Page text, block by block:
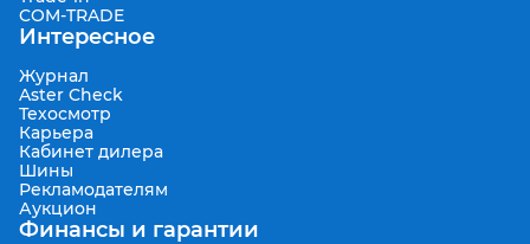
COM-TRADE
Интересное
Журнал
Aster Check
Техосмотр
Карьера
Кабинет дилера
Шины
Рекламодателям
Аукцион
Финансы и гарантии